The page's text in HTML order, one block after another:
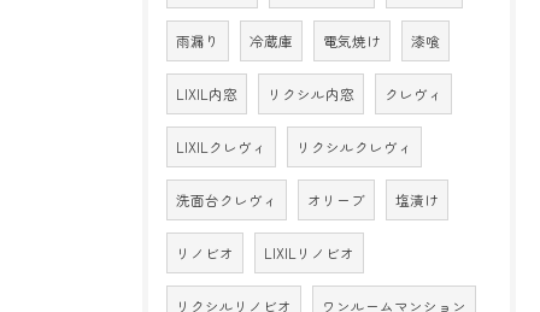
雨漏り 冷蔵庫 電気焼け 漆喰
LIXIL内窓 リクシル内窓 クレヴィ
LIXILクレヴィ リクシルクレヴィ
洗面台クレヴィ オリーブ 塩漬け
リノビオ LIXILリノビオ
リクシルリノビオ ワンルームマンション